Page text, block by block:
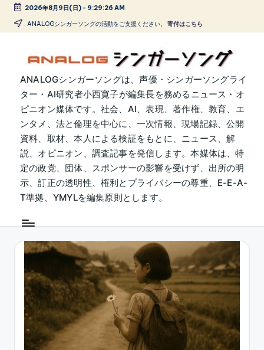
Skip
2026年8月9日(日)- 9:29:29 AM
ANALOGシンガーソングの活動をご支援ください。 寄付はこちら
A
N
A
L
O
G
シ
ン
ー
ソ
ン
グ
ANALOGシンガーソングは、声優・シンガーソングライ
ター・AI研究者小西寛子が編集長を務めるニュース・オ
ピニオン媒体です。社会、AI、表現、著作権、教育、エ
ンタメ、法と倫理を中心に、一次情報、現場記録、公開
資料、取材、本人による検証をもとに、ニュース、解
説、オピニオン、調査記事を発信します。本媒体は、特
定の政党、団体、スポンサーの影響を受けず、出所の明
示、訂正の透明性、権利とプライバシーの尊重、E-E-A-
T準拠、YMYLを編集原則とします。